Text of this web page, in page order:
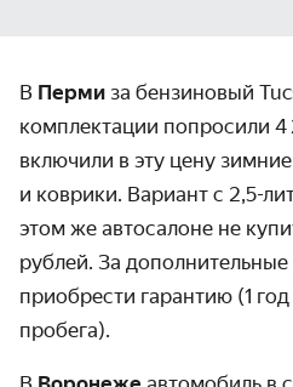
В Перми за бензиновый
комплектации попросили
включили в эту цену
и коврики. Вариант с 2,5-
этом же автосалоне не
рублей. За
приобрести гарантию (1
пробега).